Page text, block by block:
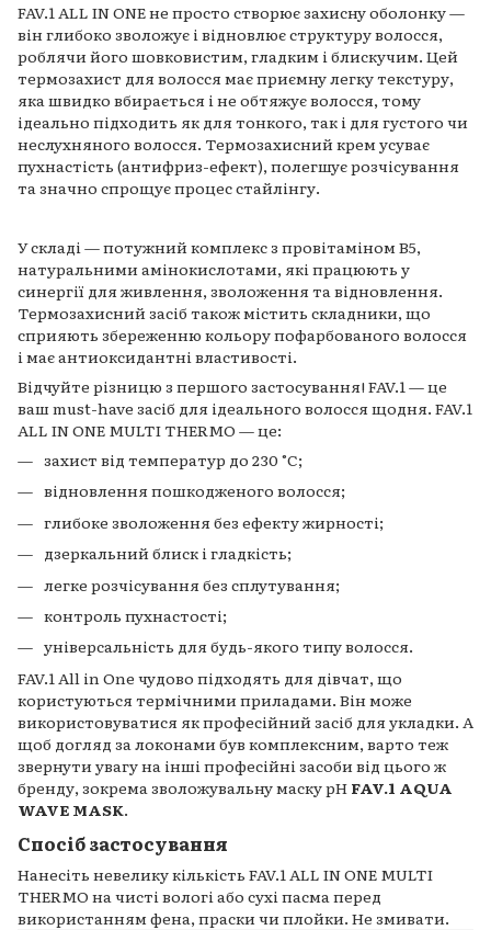
FAV.1 ALL IN ONE не просто створює захисну оболонку —
він глибоко зволожує і відновлює структуру волосся,
роблячи його шовковистим, гладким і блискучим. Цей
термозахист для волосся має приємну легку текстуру,
яка швидко вбирається і не обтяжує волосся, тому
ідеально підходить як для тонкого, так і для густого чи
неслухняного волосся. Термозахисний крем усуває
пухнастість (антифриз-ефект), полегшує розчісування
та значно спрощує процес стайлінгу.
У складі — потужний комплекс з провітаміном B5,
натуральними амінокислотами, які працюють у
синергії для живлення, зволоження та відновлення.
Термозахисний засіб також містить складники, що
сприяють збереженню кольору пофарбованого волосся
і має антиоксидантні властивості.
Відчуйте різницю з першого застосування! FAV.1 — це
ваш must-have засіб для ідеального волосся щодня. FAV.1
ALL IN ONE MULTI THERMO — це:
захист від температур до 230 °C;
відновлення пошкодженого волосся;
глибоке зволоження без ефекту жирності;
дзеркальний блиск і гладкість;
легке розчісування без сплутування;
контроль пухнастості;
універсальність для будь-якого типу волосся.
FAV.1 All in One чудово підходять для дівчат, що
користуються термічними приладами. Він може
використовуватися як професійний засіб для укладки. А
щоб догляд за локонами був комплексним, варто теж
звернути увагу на інші професійні засоби від цього ж
бренду, зокрема зволожувальну маску pH FAV.1 AQUA
WAVE MASK.
Спосіб застосування
Нанесіть невелику кількість FAV.1 ALL IN ONE MULTI
THERMO на чисті вологі або сухі пасма перед
використанням фена, праски чи плойки. Не змивати.